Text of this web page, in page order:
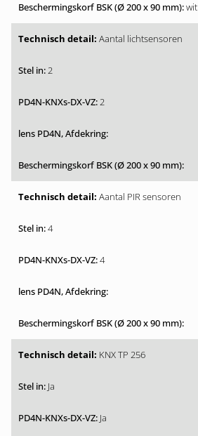
wit
Aantal lichtsensoren
2
2
Aantal PIR sensoren
4
4
KNX TP 256
Ja
Ja